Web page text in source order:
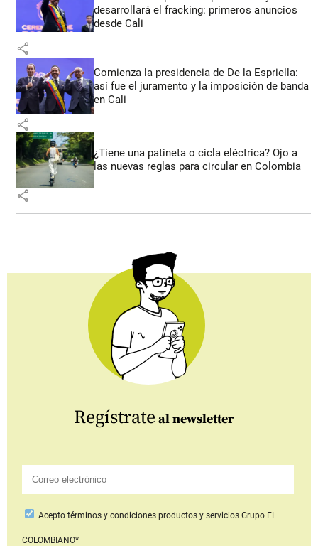
desarrollará el fracking: primeros anuncios
desde Cali
share
Comienza la presidencia de De la Espriella:
así fue el juramento y la imposición de banda
en Cali
share
¿Tiene una patineta o cicla eléctrica? Ojo a
las nuevas reglas para circular en Colombia
share
Regístrate al newsletter
Aceptotérminos y condiciones productos y serviciosGrupo EL
COLOMBIANO*